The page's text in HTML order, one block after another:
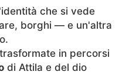
che si vede
borghi — e un'altra
trasformate in percorsi
di Attila e del dio